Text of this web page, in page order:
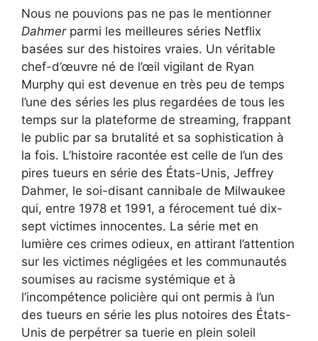
Nous ne pouvions pas ne pas le mentionner
Dahmer parmi les meilleures séries Netflix
basées sur des histoires vraies. Un véritable
chef-d’œuvre né de l’œil vigilant de Ryan
Murphy qui est devenue en très peu de temps
l’une des séries les plus regardées de tous les
temps sur la plateforme de streaming, frappant
le public par sa brutalité et sa sophistication à
la fois. L’histoire racontée est celle de l’un des
pires tueurs en série des États-Unis, Jeffrey
Dahmer, le soi-disant cannibale de Milwaukee
qui, entre 1978 et 1991, a férocement tué dix-
sept victimes innocentes. La série met en
lumière ces crimes odieux, en attirant l’attention
sur les victimes négligées et les communautés
soumises au racisme systémique et à
l’incompétence policière qui ont permis à l’un
des tueurs en série les plus notoires des États-
Unis de perpétrer sa tuerie en plein soleil